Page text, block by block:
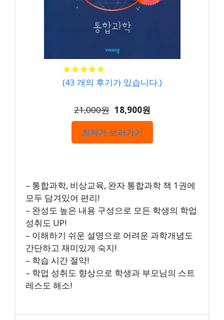
★★★★★
★★★★★
(43 개의 후기가 있습니다.)
21,000원 18,900원
최저가 보러가기
– 통합과학, 비상교육, 완자 통합과학 책 1권에
모두 담겨있어 편리!
– 완성도 높은 내용 구성으로 모든 학생의 학업
성취도 UP!
– 이해하기 쉬운 설명으로 어려운 과학개념도
간단하고 재미있게 숙지!
– 학습 시간 절약!
– 학업 성취도 향상으로 학생과 부모님의 스트
레스도 해소!